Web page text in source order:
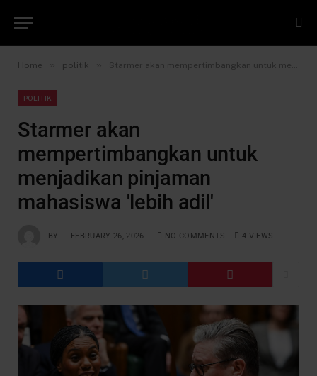
Home politik Starmer akan mempertimbangkan untuk menjadikan pinjaman mahasiswa 'lebih adil'
POLITIK
Starmer akan
mempertimbangkan untuk
menjadikan pinjaman
mahasiswa 'lebih adil'
BY FEBRUARY 26, 2026 NO COMMENTS 4 VIEWS